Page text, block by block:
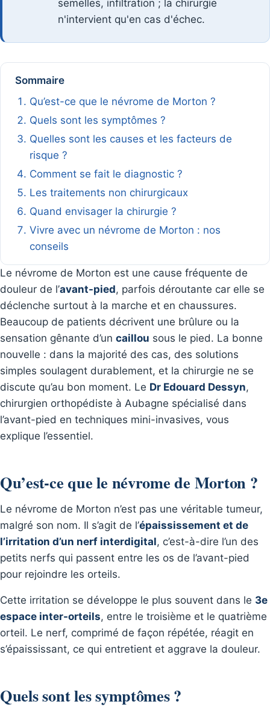
semelles, infiltration ; la chirurgie
n'intervient qu'en cas d'échec.
Sommaire
Qu’est-ce que le névrome de Morton ?
Quels sont les symptômes ?
Quelles sont les causes et les facteurs de
risque ?
Comment se fait le diagnostic ?
Les traitements non chirurgicaux
Quand envisager la chirurgie ?
Vivre avec un névrome de Morton : nos
conseils
Le névrome de Morton est une cause fréquente de
douleur de l’avant-pied, parfois déroutante car elle se
déclenche surtout à la marche et en chaussures.
Beaucoup de patients décrivent une brûlure ou la
sensation gênante d’un caillou sous le pied. La bonne
nouvelle : dans la majorité des cas, des solutions
simples soulagent durablement, et la chirurgie ne se
discute qu’au bon moment. Le Dr Edouard Dessyn,
chirurgien orthopédiste à Aubagne spécialisé dans
l’avant-pied en techniques mini-invasives, vous
explique l’essentiel.
Qu’est-ce que le névrome de Morton ?
Le névrome de Morton n’est pas une véritable tumeur,
malgré son nom. Il s’agit de l’épaississement et de
l’irritation d’un nerf interdigital, c’est-à-dire l’un des
petits nerfs qui passent entre les os de l’avant-pied
pour rejoindre les orteils.
Cette irritation se développe le plus souvent dans le 3e
espace inter-orteils, entre le troisième et le quatrième
orteil. Le nerf, comprimé de façon répétée, réagit en
s’épaississant, ce qui entretient et aggrave la douleur.
Quels sont les symptômes ?